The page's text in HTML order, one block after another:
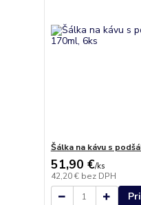
Šálka na kávu s
51,90 €/ks
42,20 € bez DPH